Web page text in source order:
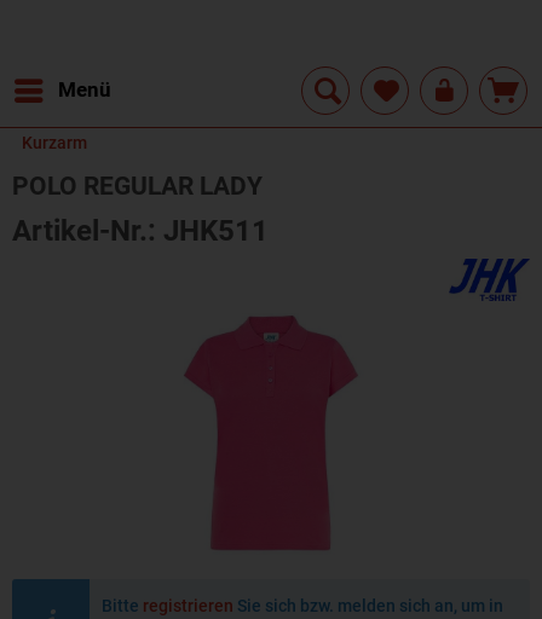
Menü
Kurzarm
POLO REGULAR LADY
Artikel-Nr.: JHK511
Bitte registrieren Sie sich bzw. melden sich an, um in